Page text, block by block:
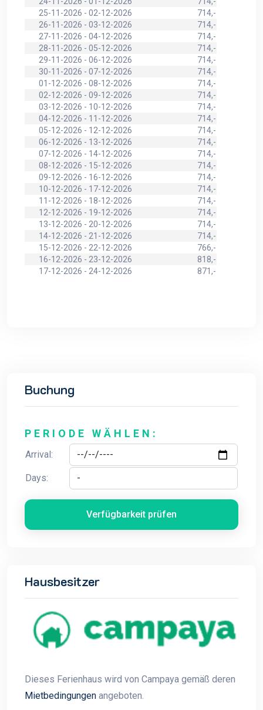
25-11-2026 - 02-12-2026
714,-
26-11-2026 - 03-12-2026
714,-
27-11-2026 - 04-12-2026
714,-
28-11-2026 - 05-12-2026
714,-
29-11-2026 - 06-12-2026
714,-
30-11-2026 - 07-12-2026
714,-
01-12-2026 - 08-12-2026
714,-
02-12-2026 - 09-12-2026
714,-
03-12-2026 - 10-12-2026
714,-
04-12-2026 - 11-12-2026
714,-
05-12-2026 - 12-12-2026
714,-
06-12-2026 - 13-12-2026
714,-
07-12-2026 - 14-12-2026
714,-
08-12-2026 - 15-12-2026
714,-
09-12-2026 - 16-12-2026
714,-
10-12-2026 - 17-12-2026
714,-
11-12-2026 - 18-12-2026
714,-
12-12-2026 - 19-12-2026
714,-
13-12-2026 - 20-12-2026
714,-
14-12-2026 - 21-12-2026
714,-
15-12-2026 - 22-12-2026
766,-
16-12-2026 - 23-12-2026
818,-
17-12-2026 - 24-12-2026
871,-
Buchung
PERIODE WÄHLEN:
Arrival:
Days:
Verfügbarkeit prüfen
Hausbesitzer
Dieses Ferienhaus wird von Campaya gemäß deren
Mietbedingungen angeboten.